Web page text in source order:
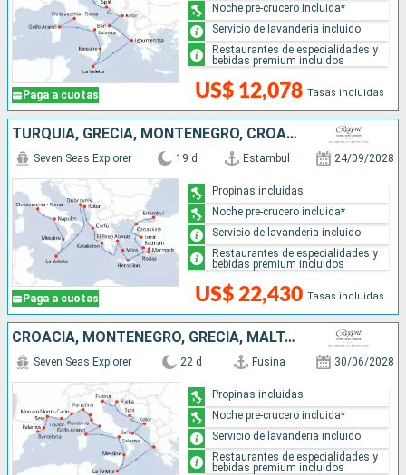
Paga a cuotas US$ 12,078 Tasas incluidas
Noche pre-crucero incluida*
Servicio de lavanderia incluido
Restaurantes de especialidades y
bebidas premium incluidos
TURQUÍA, GRECIA, MONTENEGRO, CROACIA, MALTA, ITALIA
Paga a cuotas
Seven Seas Explorer 19 d Estambul 24/09/2028
US$ 22,430 Tasas incluidas
Propinas incluidas
Noche pre-crucero incluida*
Servicio de lavanderia incluido
Restaurantes de especialidades y
bebidas premium incluidos
CROACIA, MONTENEGRO, GRECIA, MALTA, ITALIA, MONACO, FRANCIA, ESPAÑA
Seven Seas Explorer 22 d Fusina 30/06/2028
Propinas incluidas
Noche pre-crucero incluida*
Servicio de lavanderia incluido
Restaurantes de especialidades y
bebidas premium incluidos